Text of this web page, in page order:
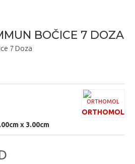
BOČICE 7 DOZA
x 3.00cm
ORTHOMOL